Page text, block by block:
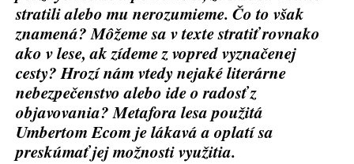
stratili alebo mu nerozumieme. Čo to však
znamená? Môžeme sa v texte stratiť rovnako
ako v lese, ak zídeme z vopred vyznačenej
cesty? Hrozí nám vtedy nejaké literárne
nebezpečenstvo alebo ide o radosť z
objavovania? Metafora lesa použitá
Umbertom Ecom je lákavá a oplatí sa
preskúmať jej možnosti využitia.